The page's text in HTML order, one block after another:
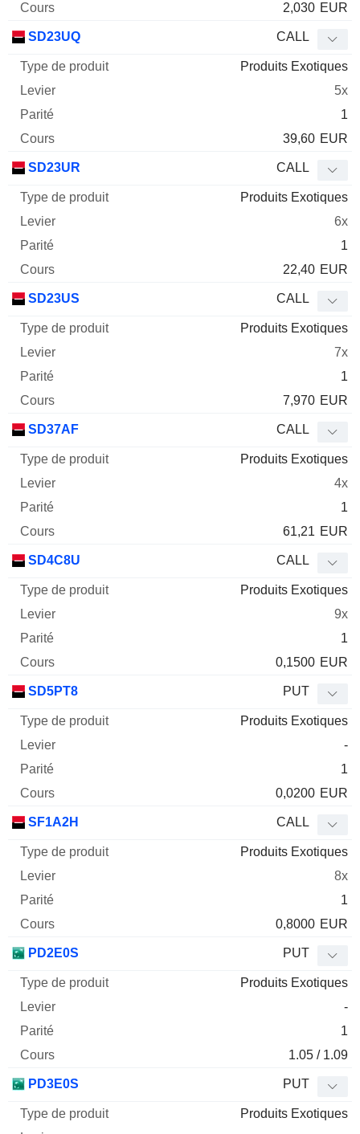
2,030 EUR
SD23UQ CALL
Produits Exotiques
5x
1
39,60 EUR
SD23UR CALL
Produits Exotiques
6x
1
22,40 EUR
SD23US CALL
Produits Exotiques
7x
1
7,970 EUR
SD37AF CALL
Produits Exotiques
4x
1
61,21 EUR
SD4C8U CALL
Produits Exotiques
9x
1
0,1500 EUR
SD5PT8 PUT
Produits Exotiques
-
1
0,0200 EUR
SF1A2H CALL
Produits Exotiques
8x
1
0,8000 EUR
PD2E0S PUT
Produits Exotiques
-
1
1.05 / 1.09
PD3E0S PUT
Produits Exotiques